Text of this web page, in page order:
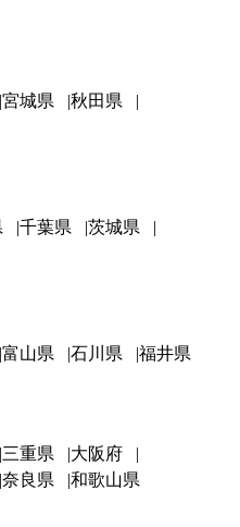
宮城県
秋田県
千葉県
茨城県
富山県 石川県 福井県
三重県
大阪府
奈良県 和歌山県